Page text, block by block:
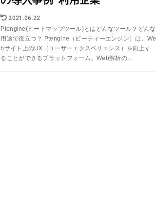
2021.06.22
Ptengine(ヒートマップツール)とはどんなツール？どんな
用途で役立つ？ Ptengine（ピーティーエンジン）は、We
bサイト上のUX（ユーザーエクスペリエンス）を向上す
ることができるプラットフォーム。Web解析の...